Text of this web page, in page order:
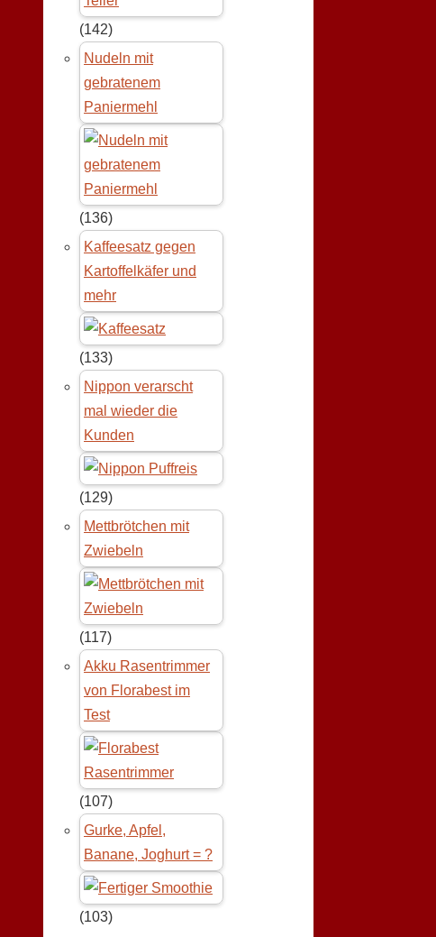
(142)
Nudeln mit
gebratenem
Paniermehl
(136)
Kaffeesatz gegen
Kartoffelkäfer und
mehr
(133)
Nippon verarscht
mal wieder die
Kunden
(129)
Mettbrötchen mit
Zwiebeln
(117)
Akku Rasentrimmer
von Florabest im
Test
(107)
Gurke, Apfel,
Banane, Joghurt = ?
(103)